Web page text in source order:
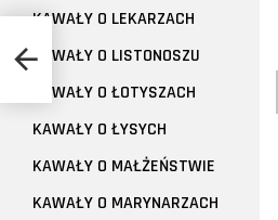
KAWAŁY O LEKARZACH
KAWAŁY O LISTONOSZU
KAWAŁY O ŁOTYSZACH
KAWAŁY O ŁYSYCH
KAWAŁY O MAŁŻEŃSTWIE
KAWAŁY O MARYNARZACH